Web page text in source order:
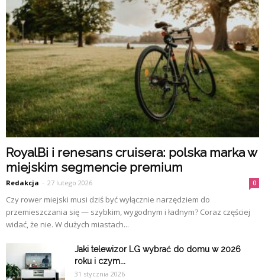
RoyalBi i renesans cruisera: polska marka w
miejskim segmencie premium
Redakcja - 27 lutego 2026 0
Czy rower miejski musi dziś być wyłącznie narzędziem do
przemieszczania się — szybkim, wygodnym i ładnym? Coraz częściej
widać, że nie. W dużych miastach...
Jaki telewizor LG wybrać do domu w 2026
roku i czym...
31 stycznia 2026